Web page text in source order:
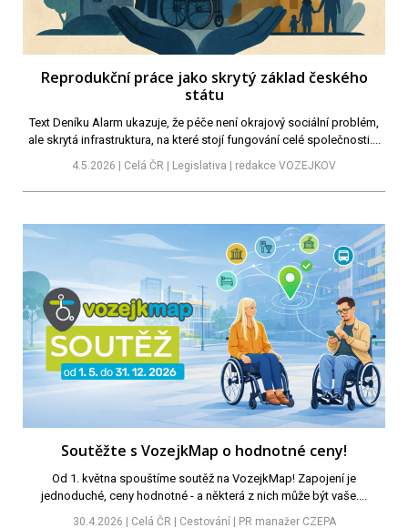
Reprodukční práce jako skrytý základ českého
státu
Text Deníku Alarm ukazuje, že péče není okrajový sociální problém,
ale skrytá infrastruktura, na které stojí fungování celé společnosti....
4.5.2026 | Celá ČR | Legislativa | redakce VOZEJKOV
Soutěžte s VozejkMap o hodnotné ceny!
Od 1. května spouštíme soutěž na VozejkMap! Zapojení je
jednoduché, ceny hodnotné - a některá z nich může být vaše....
30.4.2026 | Celá ČR | Cestování | PR manažer CZEPA